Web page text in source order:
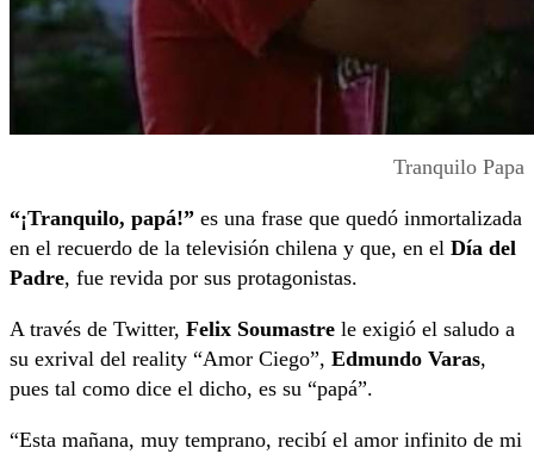
Tranquilo Papa
“¡Tranquilo, papá!” es una frase que quedó inmortalizada
en el recuerdo de la televisión chilena y que, en el Día del
Padre, fue revida por sus protagonistas.
A través de Twitter, Felix Soumastre le exigió el saludo a
su exrival del reality “Amor Ciego”, Edmundo Varas,
pues tal como dice el dicho, es su “papá”.
“Esta mañana, muy temprano, recibí el amor infinito de mi